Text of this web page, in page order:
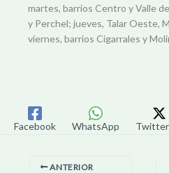
martes, barrios Centro y Valle
y Perchel; jueves, Talar Oeste,
viernes, barrios Cigarrales y
Facebook WhatsApp
ANTERIOR